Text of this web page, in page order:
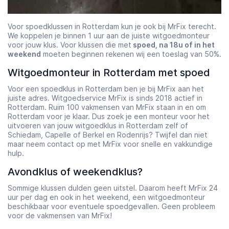
Voor spoedklussen in Rotterdam kun je ook bij MrFix terecht.
We koppelen je binnen 1 uur aan de juiste witgoedmonteur
voor jouw klus. Voor klussen die met spoed, na 18u of in het
weekend moeten beginnen rekenen wij een toeslag van 50%.
Witgoedmonteur in Rotterdam met spoed
Voor een spoedklus in Rotterdam ben je bij MrFix aan het
juiste adres. Witgoedservice MrFix is sinds 2018 actief in
Rotterdam. Ruim 100 vakmensen van MrFix staan in en om
Rotterdam voor je klaar. Dus zoek je een monteur voor het
uitvoeren van jouw witgoedklus in Rotterdam zelf of
Schiedam, Capelle of Berkel en Rodenrijs? Twijfel dan niet
maar neem contact op met MrFix voor snelle en vakkundige
hulp.
Avondklus of weekendklus?
Sommige klussen dulden geen uitstel. Daarom heeft MrFix 24
uur per dag en ook in het weekend, een witgoedmonteur
beschikbaar voor eventuele spoedgevallen. Geen probleem
voor de vakmensen van MrFix!